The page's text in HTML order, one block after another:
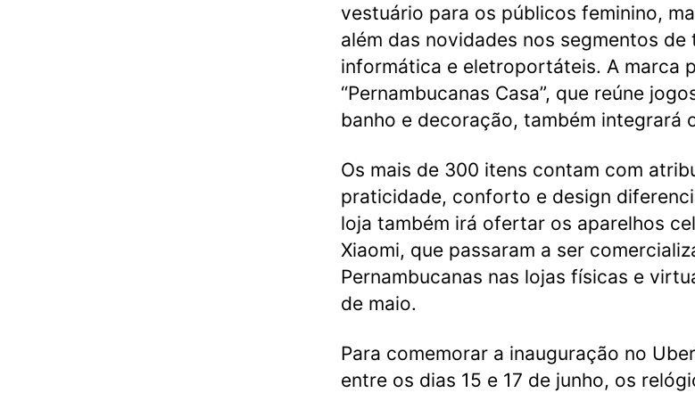
vestuário para os públicos feminino,
além das novidades nos segmentos de
informática e eletroportáteis. A marca
“Pernambucanas Casa”, que reúne
banho e decoração, também integrará
Os mais de 300 itens contam com
praticidade, conforto e design
loja também irá ofertar os aparelhos
Xiaomi, que passaram a ser
Pernambucanas nas lojas físicas e
de maio.
Para comemorar a inauguração no
entre os dias 15 e 17 de junho, os